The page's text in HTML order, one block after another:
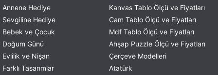
Annene Hediye
Sevgiline Hediye
Bebek ve Çocuk
Doğum Günü
Evlilik ve Nişan
Farklı Tasarımlar
Kanvas Tablo Ölçü ve Fiyatları
Cam Tablo Ölçü ve Fiyatları
Mdf Tablo Ölçü ve Fiyatları
Ahşap Puzzle Ölçü ve Fiyatları
Çerçeve Modelleri
Atatürk